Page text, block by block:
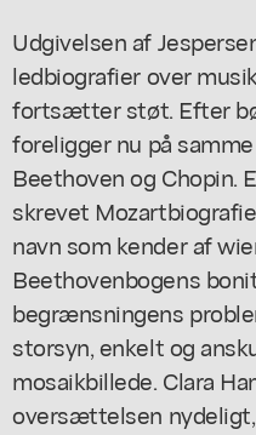
Udgivelsen af
ledbiografier over
fortsætter støt. Efter
foreligger nu på
Beethoven og Chopin.
skrevet
navn som kender af
Beethovenbogens
begrænsningens
storsyn, enkelt og
mosaikbillede. Clara
oversættelsen